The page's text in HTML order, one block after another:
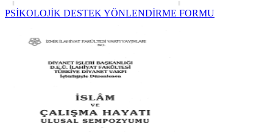
PSİKOLOJİK DESTEK YÖNLENDİRME FORMU